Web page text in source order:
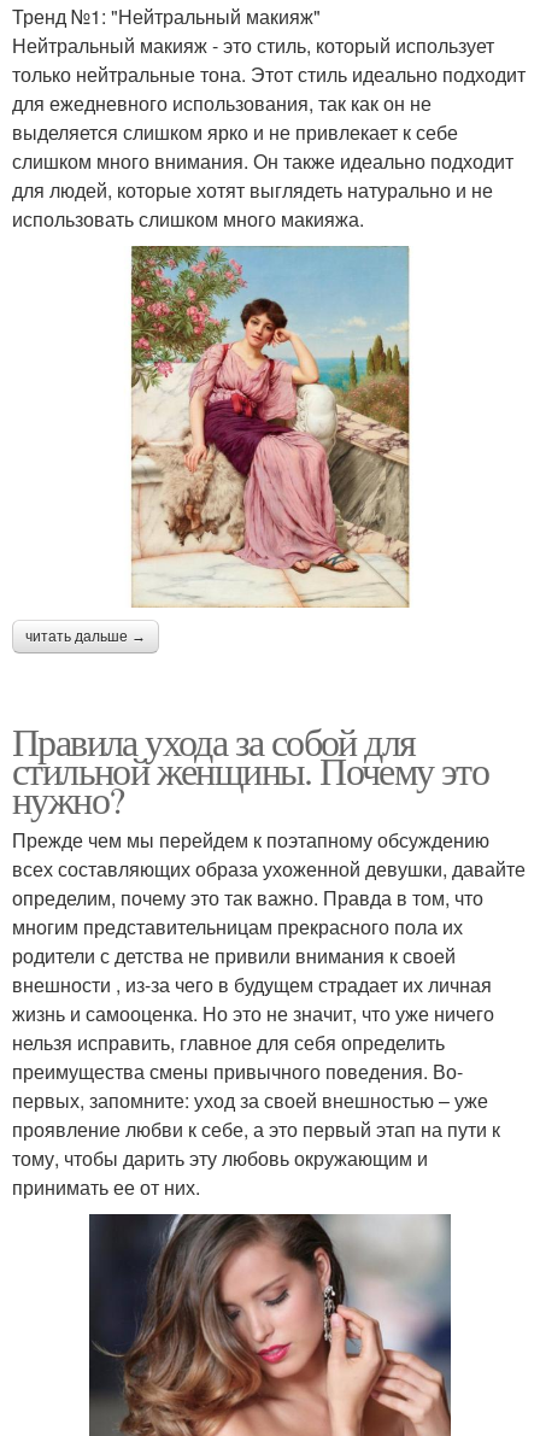
Тренд №1: "Нейтральный макияж"
Нейтральный макияж - это стиль, который использует
только нейтральные тона. Этот стиль идеально подходит
для ежедневного использования, так как он не
выделяется слишком ярко и не привлекает к себе
слишком много внимания. Он также идеально подходит
для людей, которые хотят выглядеть натурально и не
использовать слишком много макияжа.
читать дальше →
Правила ухода за собой для
стильной женщины. Почему это
нужно?
Прежде чем мы перейдем к поэтапному обсуждению
всех составляющих образа ухоженной девушки, давайте
определим, почему это так важно. Правда в том, что
многим представительницам прекрасного пола их
родители с детства не привили внимания к своей
внешности , из-за чего в будущем страдает их личная
жизнь и самооценка. Но это не значит, что уже ничего
нельзя исправить, главное для себя определить
преимущества смены привычного поведения. Во-
первых, запомните: уход за своей внешностью – уже
проявление любви к себе, а это первый этап на пути к
тому, чтобы дарить эту любовь окружающим и
принимать ее от них.